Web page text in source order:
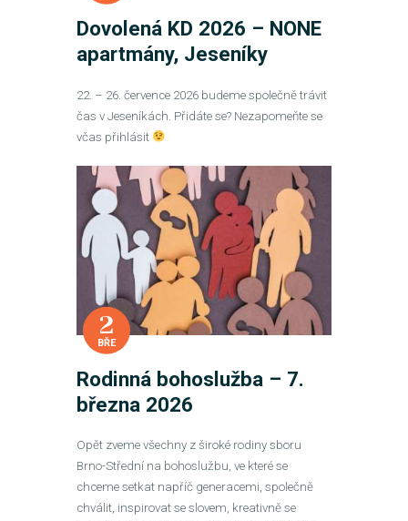
Dovolená KD 2026 – NONE
apartmány, Jeseníky
22. – 26. července 2026 budeme společně trávit
čas v Jeseníkách. Přidáte se? Nezapomeňte se
včas přihlásit
2
BŘE
Rodinná bohoslužba – 7.
března 2026
Opět zveme všechny z široké rodiny sboru
Brno-Střední na bohoslužbu, ve které se
chceme setkat napříč generacemi, společně
chválit, inspirovat se slovem, kreativně se